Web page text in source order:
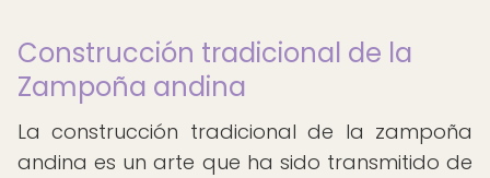
Construcción tradicional de la
Zampoña andina
La construcción tradicional de la zampoña
andina es un arte que ha sido transmitido de